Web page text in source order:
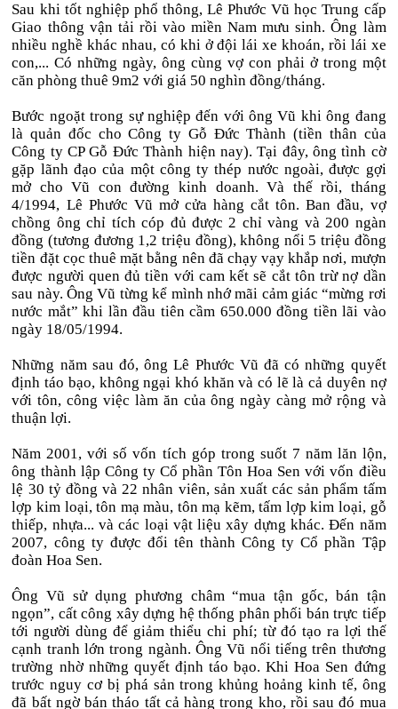
Sau khi tốt nghiệp phổ thông, Lê Phước Vũ học Trung cấp
Giao thông vận tải rồi vào miền Nam mưu sinh. Ông làm
nhiều nghề khác nhau, có khi ở đội lái xe khoán, rồi lái xe
con,...Có những ngày, ông cùng vợ con phải ở trong một
căn phòng thuê 9m2 với giá 50 nghìn đồng/tháng.
Bước ngoặt trong sự nghiệp đến với ông Vũ khi ông đang
là quản đốc cho Công ty Gỗ Đức Thành (tiền thân của
Công ty CP Gỗ Đức Thành hiện nay). Tại đây, ông tình cờ
gặp lãnh đạo của một công ty thép nước ngoài, được gợi
mở cho Vũ con đường kinh doanh. Và thế rồi, tháng
4/1994, Lê Phước Vũ mở cửa hàng cắt tôn. Ban đầu, vợ
chồng ông chỉ tích cóp đủ được 2 chỉ vàng và 200 ngàn
đồng (tương đương 1,2 triệu đồng), không nổi 5 triệu đồng
tiền đặt cọc thuê mặt bằng nên đã chạy vạy khắp nơi, mượn
được người quen đủ tiền với cam kết sẽ cắt tôn trừ nợ dần
sau này.Ông Vũ từng kể mình nhớ mãi cảm giác “mừng rơi
nước mắt” khi lần đầu tiên cầm 650.000 đồng tiền lãi vào
ngày 18/05/1994.
Những năm sau đó, ông Lê Phước Vũ đã có những quyết
định táo bạo, không ngại khó khăn và có lẽ là cả duyên nợ
với tôn, công việc làm ăn của ông ngày càng mở rộng và
thuận lợi.
Năm 2001,với số vốn tích góp trong suốt 7 năm lăn lộn,
ông thành lập Công ty Cổ phần Tôn Hoa Sen với vốn điều
lệ 30 tỷ đồng và 22 nhân viên, sản xuất các sản phẩm tấm
lợp kim loại, tôn mạ màu, tôn mạ kẽm, tấm lợp kim loại, gỗ
thiếp, nhựa... và các loại vật liệu xây dựng khác.Đến năm
2007, công ty được đổi tên thành Công ty Cổ phần Tập
đoàn Hoa Sen.
Ông Vũ sử dụng phương châm “mua tận gốc, bán tận
ngọn”, cất công xây dựng hệ thống phân phối bán trực tiếp
tới người dùng để giảm thiểu chi phí; từ đó tạo ra lợi thế
cạnh tranh lớn trong ngành. Ông Vũ nổi tiếng trên thương
trường nhờ những quyết định táo bạo. Khi Hoa Sen đứng
trước nguy cơ bị phá sản trong khủng hoảng kinh tế, ông
đã bất ngờ bán tháo tất cả hàng trong kho, rồi sau đó mua